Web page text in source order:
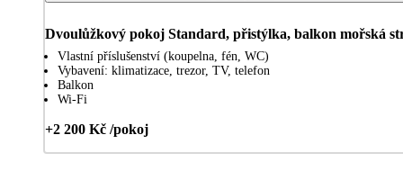
Dvoulůžkový pokoj Standard, přistýlka, balkon mořská
Vlastní příslušenství (koupelna, fén, WC)
Vybavení: klimatizace, trezor, TV, telefon
Balkon
Wi-Fi
+2 200 Kč /pokoj